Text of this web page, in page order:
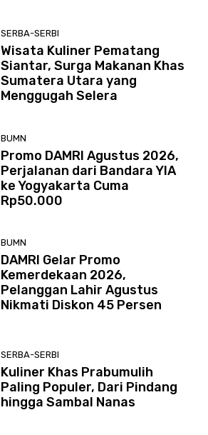
SERBA-SERBI
Wisata Kuliner Pematang
Siantar, Surga Makanan Khas
Sumatera Utara yang
Menggugah Selera
BUMN
Promo DAMRI Agustus 2026,
Perjalanan dari Bandara YIA
ke Yogyakarta Cuma
Rp50.000
BUMN
DAMRI Gelar Promo
Kemerdekaan 2026,
Pelanggan Lahir Agustus
Nikmati Diskon 45 Persen
SERBA-SERBI
Kuliner Khas Prabumulih
Paling Populer, Dari Pindang
hingga Sambal Nanas